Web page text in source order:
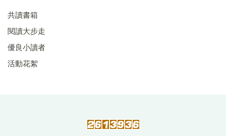
共讀書箱
閱讀大步走
優良小讀者
活動花絮